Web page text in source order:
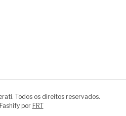
Todos os direitos reservados.
por FRT